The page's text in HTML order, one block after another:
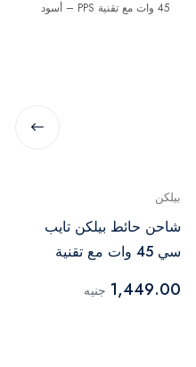
بيلكن
شاحن حائط بيلكن تايب
سي 45 وات مع تقنية
1,449.00 جنيه